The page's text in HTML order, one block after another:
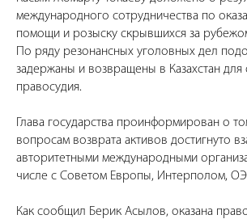
международного сотрудничества по
помощи и розыску скрывшихся за
По ряду резонансных уголовных дел
задержаны и возвращены в Казахстан для
правосудия.
Глава государства проинформирован о
вопросам возврата активов достигнуто
авторитетными международными
числе с Советом Европы, Интерполом,
Как сообщил Берик Асылов, оказана